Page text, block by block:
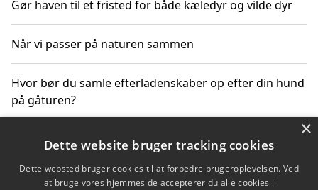
Gør haven til et fristed for både kæledyr og vilde dyr
Når vi passer på naturen sammen
Hvor bør du samle efterladenskaber op efter din hund
på gåturen?
Sådan rydder du effektivt op efter et stort event ×
Dette website bruger tracking cookies
Dette websted bruger cookies til at forbedre brugeroplevelsen. Ved
at bruge vores hjemmeside accepterer du alle cookies i